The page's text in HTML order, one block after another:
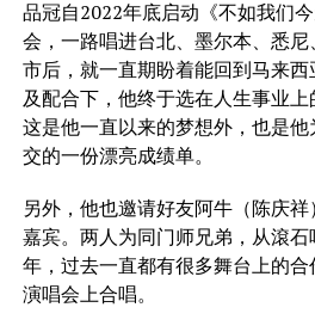
品冠自2022年底启动《不如我们
会，一路唱进台北、墨尔本、悉
市后，就一直期盼着能回到马来
及配合下，他终于选在人生事业上
这是他一直以来的梦想外，也是
交的一份漂亮成绩单。
另外，他也邀请好友阿牛（陈庆
嘉宾。两人为同门师兄弟，从滾
年，过去一直都有很多舞台上的
演唱会上合唱。